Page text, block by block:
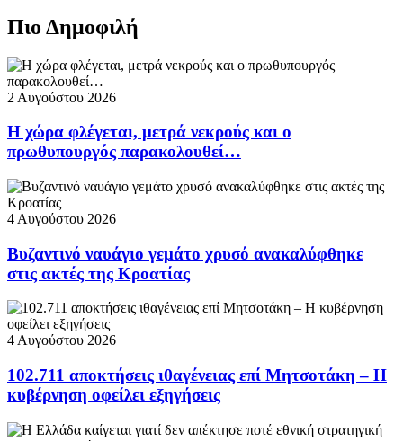
Πιο Δημοφιλή
2 Αυγούστου 2026
Η χώρα φλέγεται, μετρά νεκρούς και ο
πρωθυπουργός παρακολουθεί…
4 Αυγούστου 2026
Βυζαντινό ναυάγιο γεμάτο χρυσό ανακαλύφθηκε
στις ακτές της Κροατίας
4 Αυγούστου 2026
102.711 αποκτήσεις ιθαγένειας επί Μητσοτάκη – Η
κυβέρνηση οφείλει εξηγήσεις